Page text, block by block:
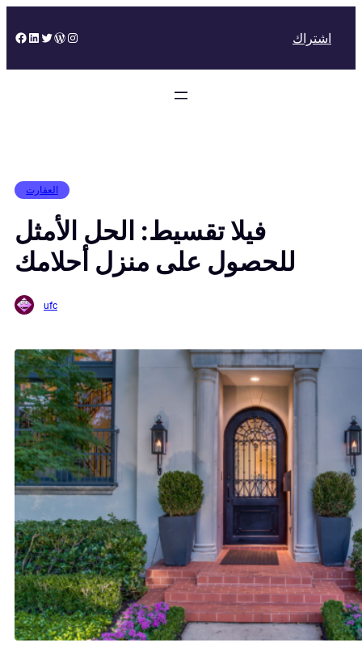
to
Facebook
LinkedIn
Twitter
WordPress
Instagram اشتراك
العقارت
فيلا تقسيط: الحل الأمثل
للحصول على منزل أحلامك
ufc